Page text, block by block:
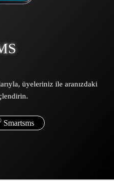
üyeleriniz ile aranızdaki
Smartsms